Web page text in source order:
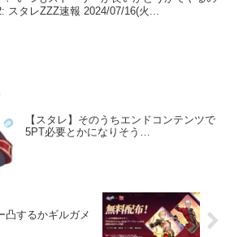
スタレZZZ速報 2024/07/16(火...
【スタレ】そのうちエンドコンテンツで
5PT必要とかになりそう…
凸するかギルガメ